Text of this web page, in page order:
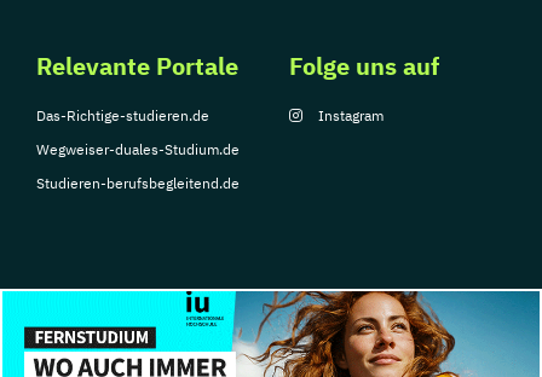
Relevante Portale
Das-Richtige-studieren.de
Wegweiser-duales-Studium.de
Studieren-berufsbegleitend.de
Folge uns auf
Instagram
© Copyright 2026, TarGroup Media GmbH